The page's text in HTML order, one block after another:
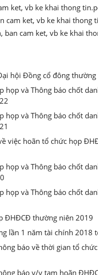
ket, vb ke khai thong
cam ket, vb ke khai thong
ban cam ket, vb ke khai
hội Đồng cổ đông
họp và Thông báo chốt
họp và Thông báo chốt
việc hoãn tổ chức họp
họp và Thông báo chốt
họp và Thông báo chốt
ĐHĐCĐ thường niên 2019
lần 1 năm tài chính 2018
báo về thời gian tổ
báo v/v tạm hoãn